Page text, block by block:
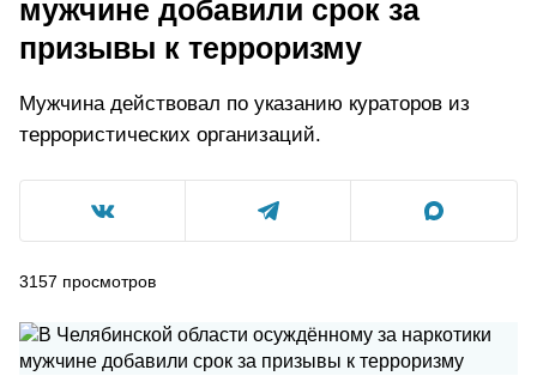
мужчине добавили срок за
призывы к терроризму
Мужчина действовал по указанию кураторов из
террористических организаций.
3157 просмотров